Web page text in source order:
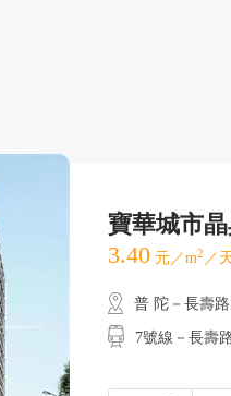
寶華城市
3.40 元／m2 ／
普 陀－長壽路
7號線－長壽路